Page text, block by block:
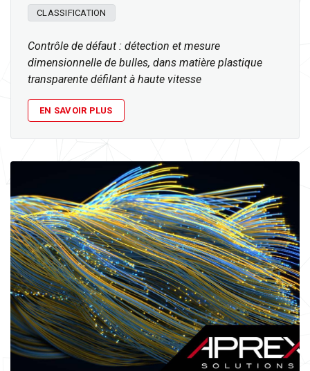
CLASSIFICATION
Contrôle de défaut : détection et mesure
dimensionnelle de bulles, dans matière plastique
transparente défilant à haute vitesse
EN SAVOIR PLUS